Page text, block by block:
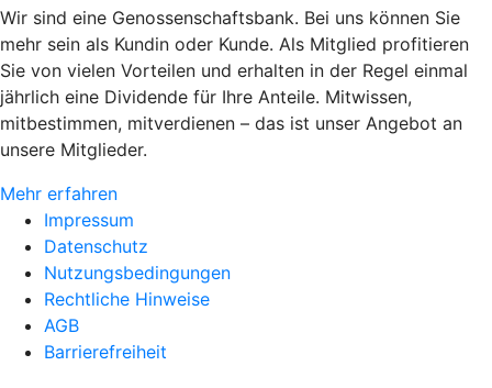
Wir sind eine Genossenschaftsbank. Bei uns können Sie
mehr sein als Kundin oder Kunde. Als Mitglied profitieren
Sie von vielen Vorteilen und erhalten in der Regel einmal
jährlich eine Dividende für Ihre Anteile. Mitwissen,
mitbestimmen, mitverdienen – das ist unser Angebot an
unsere Mitglieder.
Mehr erfahren
Impressum
Datenschutz
Nutzungsbedingungen
Rechtliche Hinweise
AGB
Barrierefreiheit